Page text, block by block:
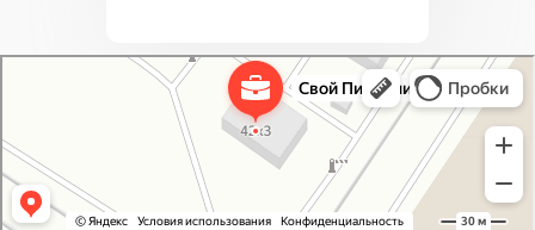
Питомник растений в Москве
Садовый центр в Москве